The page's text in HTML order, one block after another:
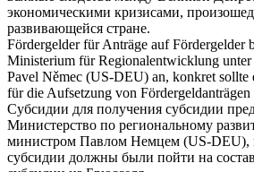
экономическими кризисами,
развивающейся стране.
Fördergelder für Anträge auf Fördergelder
Ministerium für Regionalentwicklung
Pavel Němec (US-DEU) an, konkret sollte
für die Aufsetzung von Fördergeldanträgen
Субсидии для получения субсидии
Министерство по региональному
министром Павлом Немцем (US-DEU),
субсидии должны были пойти на